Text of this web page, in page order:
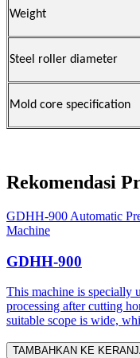
Weight
Steel roller diameter
Mold core specification
Rekomendasi
GDHH-900 Automatic
Machine
GDHH-900
This machine is specially
processing after cutting
suitable scope is wide,
TAMBAHKAN KE